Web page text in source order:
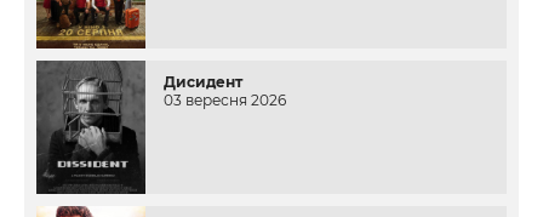
Дисидент
03 вересня 2026